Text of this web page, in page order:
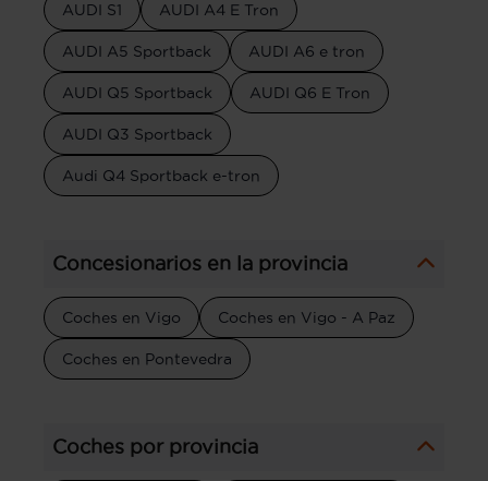
AUDI S1 AUDI A4 E Tron
AUDI A5 Sportback AUDI A6 e tron
AUDI Q5 Sportback AUDI Q6 E Tron
AUDI Q3 Sportback
Audi Q4 Sportback e-tron
Concesionarios en la provincia
Coches en Vigo Coches en Vigo - A Paz
Coches en Pontevedra
Coches por provincia